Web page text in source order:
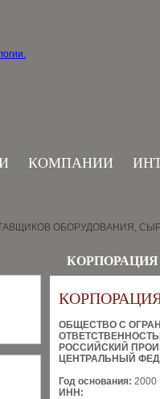
КОМПАНИИ
ОБОРУДОВАНИЯ,
КОРПОРАЦИЯ
ОБЩЕСТВО С
РОССИЙСКИЙ
ЦЕНТРАЛЬНЫЙ
Год основания: 2000
ИНН: